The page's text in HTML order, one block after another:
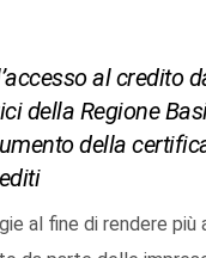
al credito
della Regione
della
al fine di rendere più